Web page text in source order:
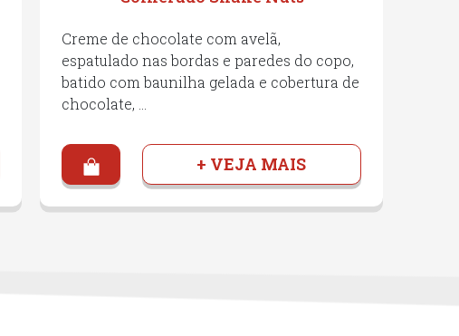
Creme de chocolate com avelã,
espatulado nas bordas e paredes do copo,
batido com baunilha gelada e cobertura de
chocolate, …
+ VEJA MAIS